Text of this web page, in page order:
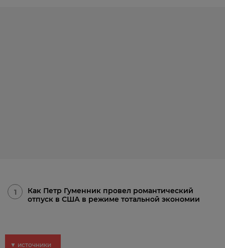
1
Как Петр Гуменник провел романтический
отпуск в США в режиме тотальной экономии
▼ источники